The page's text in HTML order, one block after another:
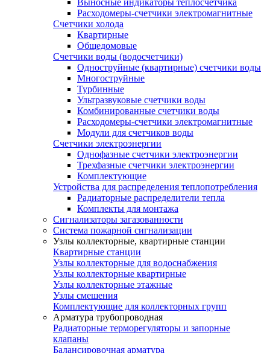
Выносные индикаторы теплосчетчика
Расходомеры-счетчики электромагнитные
Счетчики холода
Квартирные
Общедомовые
Счетчики воды (водосчетчики)
Одноструйные (квартирные) счетчики воды
Многоструйные
Турбинные
Ультразвуковые счетчики воды
Комбинированные счетчики воды
Расходомеры-счетчики электромагнитные
Модули для счетчиков воды
Счетчики электроэнергии
Однофазные счетчики электроэнергии
Трехфазные счетчики электроэнергии
Комплектующие
Устройства для распределения теплопотребления
Радиаторные распределители тепла
Комплекты для монтажа
Сигнализаторы загазованности
Система пожарной сигнализации
Узлы коллекторные, квартирные станции
Квартирные станции
Узлы коллекторные для водоснабжения
Узлы коллекторные квартирные
Узлы коллекторные этажные
Узлы смешения
Комплектующие для коллекторных групп
Арматура трубопроводная
Радиаторные терморегуляторы и запорные
клапаны
Балансировочная арматура